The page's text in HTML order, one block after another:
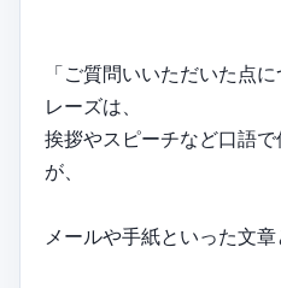
「ご質問いいただいた点
レーズは、
挨拶やスピーチなど口語
が、
メールや手紙といった文章